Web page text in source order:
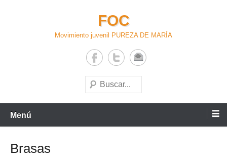
FOC
Movimiento juvenil PUREZA DE MARÍA
Buscar
Menú
Brasas